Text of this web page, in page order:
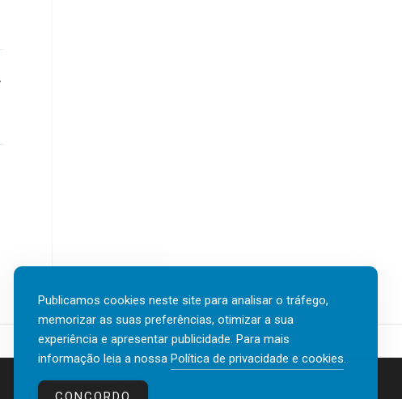
Contactos
Publicamos cookies neste site para analisar o tráfego,
memorizar as suas preferências, otimizar a sua
experiência e apresentar publicidade. Para mais
informação leia a nossa Política de privacidade e cookies.